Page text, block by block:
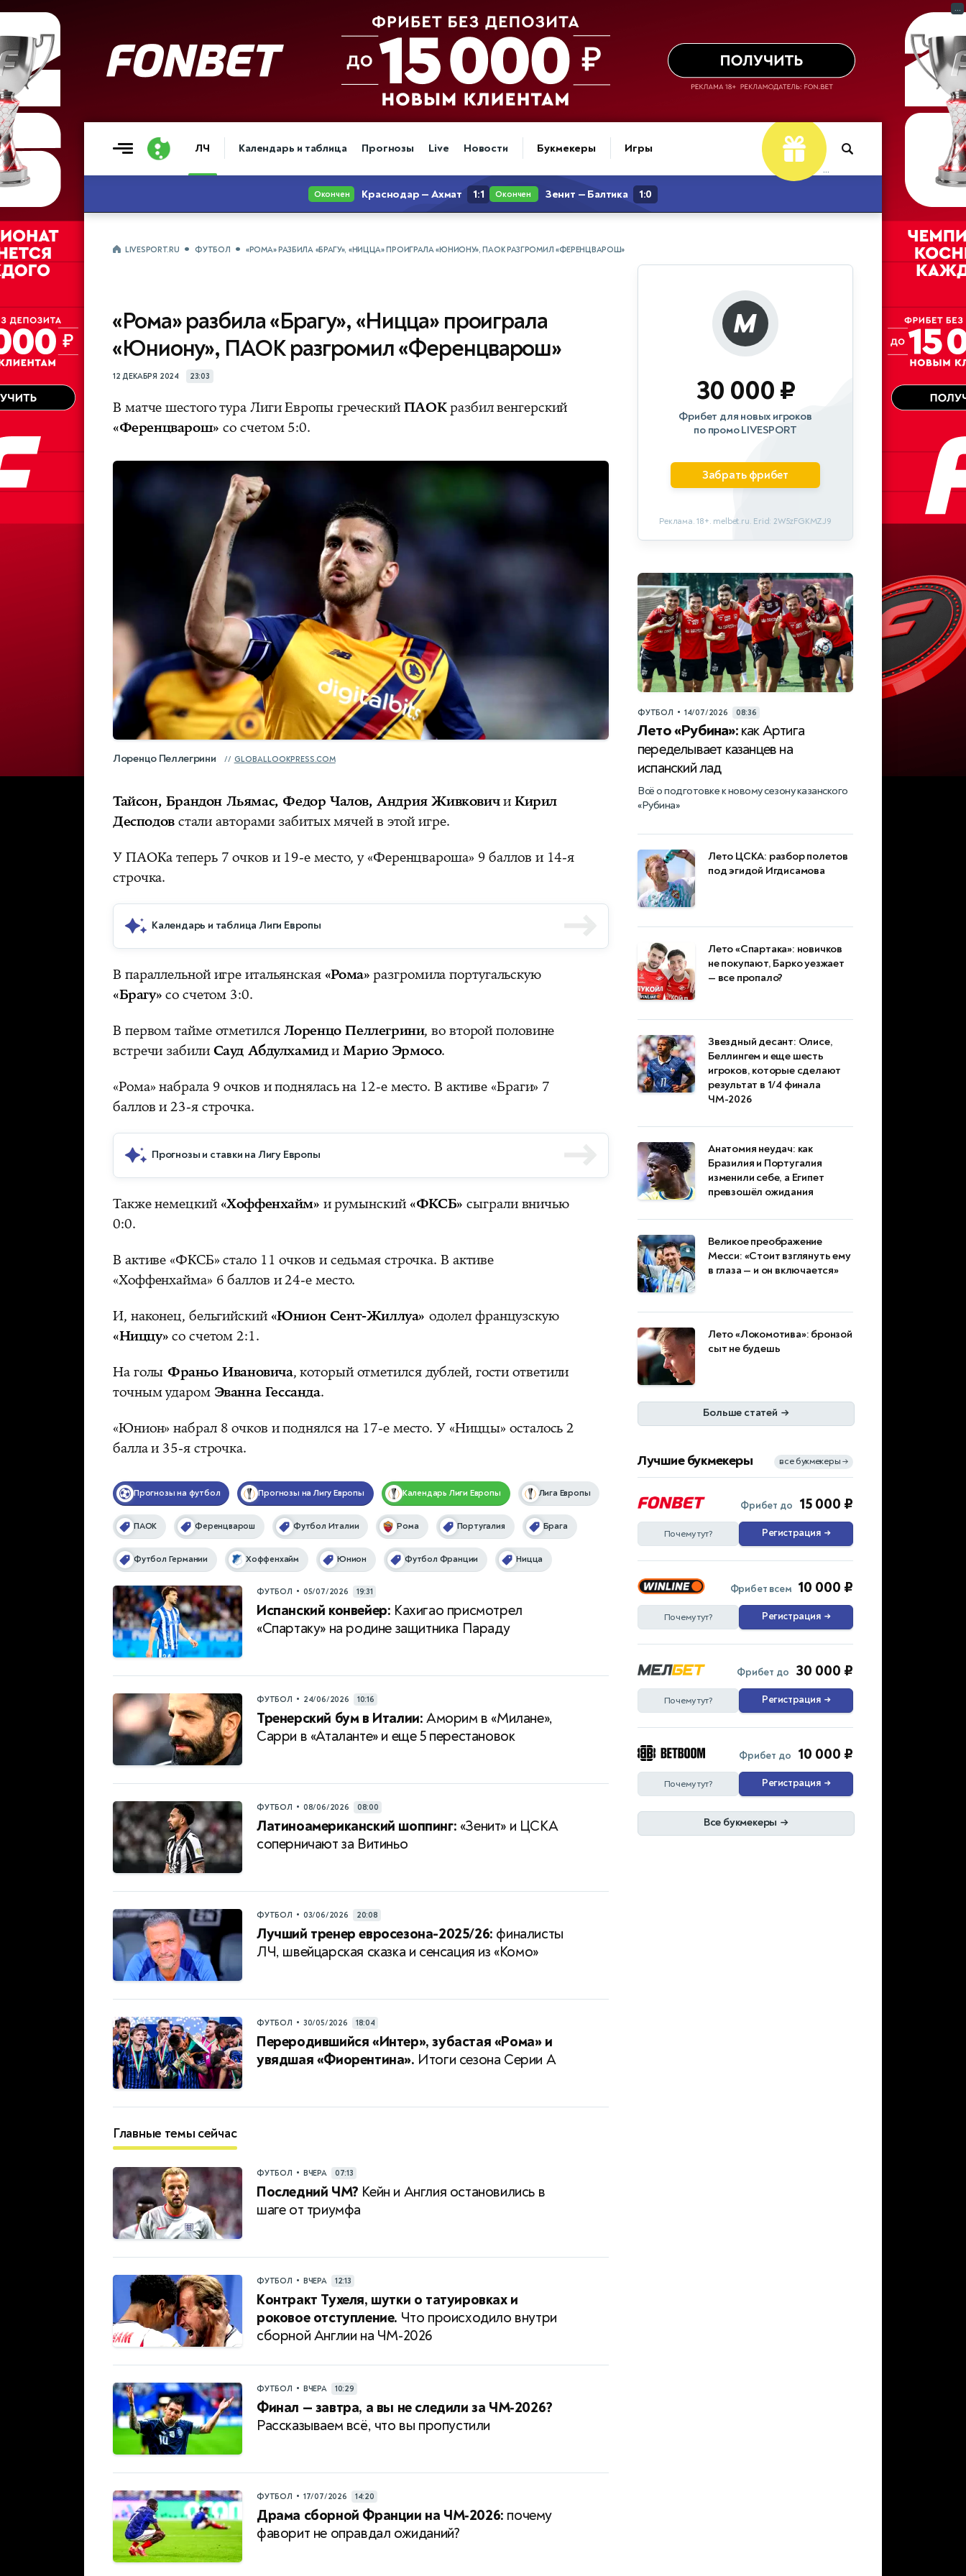
ЛЧ Календарь и таблица Прогнозы Live Новости Букмекеры Игры
...
LIVESPORT.RU ФУТБОЛ «РОМА» РАЗБИЛА «БРАГУ», «НИЦЦА» ПРОИГРАЛА «ЮНИОНУ», ПАОК РАЗГРОМИЛ «ФЕРЕНЦВАРОШ»
«Рома» разбила «Брагу», «Ницца» проиграла
«Юниону», ПАОК разгромил «Ференцварош»
12 ДЕКАБРЯ 2024 23:03
В матче шестого тура Лиги Европы греческийПАОКразбил венгерский
«Ференцварош»со счетом 5:0.
Лоренцо Пеллегрини GLOBALLOOKPRESS.COM
Тайсон, Брандон Льямас, Федор Чалов, Андрия ЖивковичиКирил
Десподовстали авторами забитых мячей в этой игре.
У ПАОКа теперь 7 очков и 19-е место, у «Ференцвароша» 9 баллов и 14-я
строчка.
Календарь и таблица Лиги Европы
В параллельной игре итальянская«Рома»разгромила португальскую
«Брагу»со счетом 3:0.
В первом тайме отметилсяЛоренцо Пеллегрини, во второй половине
встречи забилиСауд АбдулхамидиМарио Эрмосо.
«Рома» набрала 9 очков и поднялась на 12-е место. В активе «Браги» 7
баллов и 23-я строчка.
Прогнозы и ставки на Лигу Европы
Также немецкий«Хоффенхайм» и румынский«ФКСБ»сыграли вничью
0:0.
В активе «ФКСБ» стало 11 очков и седьмая строчка. В активе
«Хоффенхайма» 6 баллов и 24-е место.
И, наконец, бельгийский«Юнион Сент-Жиллуа» одолел французскую
«Ниццу»со счетом 2:1.
На голы Франьо Ивановича, который отметился дублей, гости ответили
точным ударом Эванна Гессанда.
«Юнион» набрал 8 очков и поднялся на 17-е место. У «Ниццы» осталось 2
балла и 35-я строчка.
Прогнозы на футбол Прогнозы на Лигу Европы Календарь Лиги Европы Лига Европы
ПАОК Ференцварош Футбол Италии Рома Португалия Брага
Футбол Германии Хоффенхайм Юнион Футбол Франции Ницца
ФУТБОЛ • 05/07/2026 19:31
Испанский конвейер: Кахигао присмотрел
«Спартаку» на родине защитника Параду
ФУТБОЛ • 24/06/2026 10:16
Тренерский бум в Италии: Аморим в «Милане»,
Сарри в «Аталанте» и еще 5 перестановок
ФУТБОЛ • 08/06/2026 08:00
Латиноамериканский шоппинг: «Зенит» и ЦСКА
соперничают за Витиньо
ФУТБОЛ • 03/06/2026 20:08
Лучший тренер евросезона-2025/26: финалисты
ЛЧ, швейцарская сказка и сенсация из «Комо»
ФУТБОЛ • 30/05/2026 18:04
Переродившийся «Интер», зубастая «Рома» и
увядшая «Фиорентина». Итоги сезона Серии А
Главные темы сейчас
ФУТБОЛ • ВЧЕРА 07:13
Последний ЧМ? Кейн и Англия остановились в
шаге от триумфа
ФУТБОЛ • ВЧЕРА 12:13
Контракт Тухеля, шутки о татуировках и
роковое отступление. Что происходило внутри
сборной Англии на ЧМ-2026
ФУТБОЛ • ВЧЕРА 10:29
Финал — завтра, а вы не следили за ЧМ‑2026?
Рассказываем всё, что вы пропустили
ФУТБОЛ • 17/07/2026 14:20
Драма сборной Франции на ЧМ‑2026: почему
фаворит не оправдал ожиданий?
30 000 ₽
Фрибет для новых игроков
по промо LIVESPORT
Забрать фрибет
Реклама. 18+. melbet.ru. Erid: 2W5zFGKMZJ9
ФУТБОЛ • 14/07/2026 08:36
Лето «Рубина»:как Артига
переделывает казанцев на
испанский лад
Всё о подготовке к новому сезону казанского
«Рубина»
Лето ЦСКА: разбор полетов
под эгидой Игдисамова
Лето «Спартака»: новичков
не покупают, Барко уезжает
— все пропало?
Звездный десант: Олисе,
Беллингем и еще шесть
игроков, которые сделают
результат в 1/4 финала
ЧМ-2026
Анатомия неудач: как
Бразилия и Португалия
изменили себе, а Египет
превзошёл ожидания
Великое преображение
Месси: «Стоит взглянуть ему
в глаза — и он включается»
Лето «Локомотива»: бронзой
сыт не будешь
Больше статей →
Лучшие букмекеры все букмекеры →
Фрибет до 15 000 ₽
Почему тут? Регистрация →
Фрибет всем 10 000 ₽
Почему тут? Регистрация →
Фрибет до 30 000 ₽
Почему тут? Регистрация →
Фрибет до 10 000 ₽
Почему тут? Регистрация →
Все букмекеры →
...